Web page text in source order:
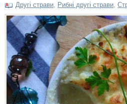
Другі страви Рибні другі страви